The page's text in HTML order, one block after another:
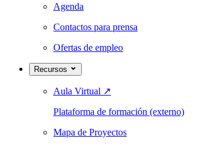
Agenda
Contactos para prensa
Ofertas de empleo
Recursos
Aula Virtual ↗
Plataforma de formación (externo)
Mapa de Proyectos